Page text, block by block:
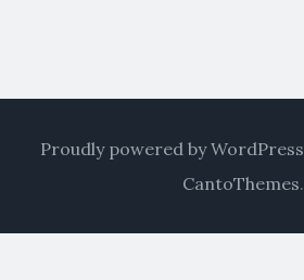
Proudly powered by WordPress
CantoThemes.